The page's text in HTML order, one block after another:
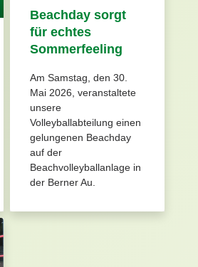
Beachday sorgt
für echtes
Sommerfeeling
Am Samstag, den 30.
Mai 2026, veranstaltete
unsere
Volleyballabteilung einen
gelungenen Beachday
auf der
Beachvolleyballanlage in
der Berner Au.